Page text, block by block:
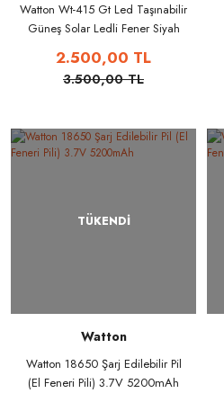
Watton Wt-415 Gt Led Taşınabilir
Güneş Solar Ledli Fener Siyah
2.500,00 TL
3.500,00 TL
TÜKENDİ
Watton
Watton 18650 Şarj Edilebilir Pil
(El Feneri Pili) 3.7V 5200mAh